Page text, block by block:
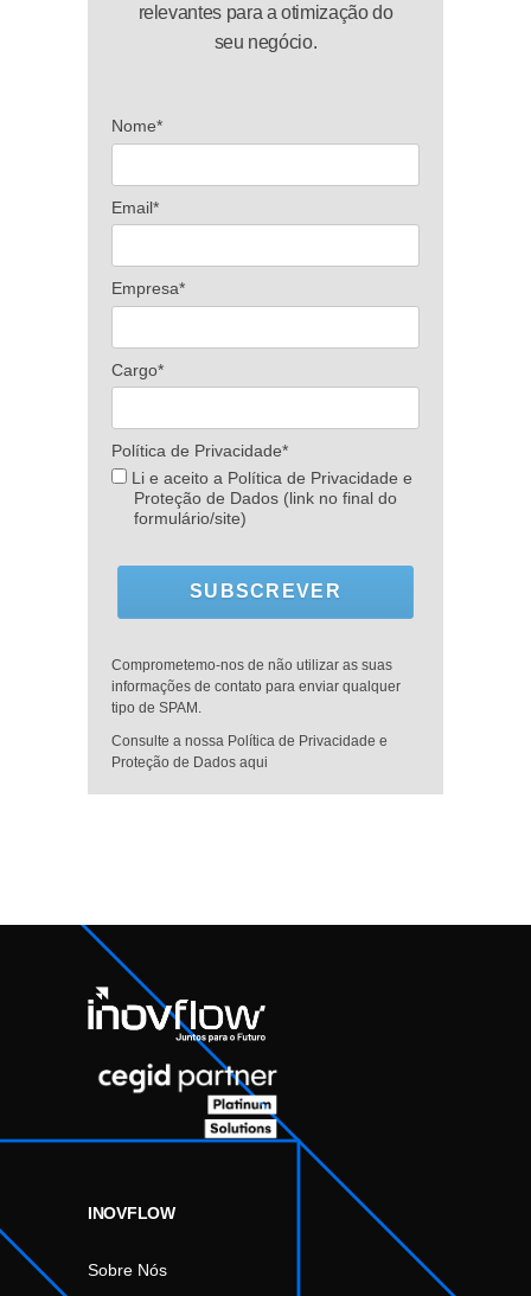
relevantes para a otimização do
seu negócio.
Nome*
Email*
Empresa*
Cargo*
Política de Privacidade*
Li e aceito a Política de Privacidade e
Proteção de Dados (link no final do
formulário/site)
SUBSCREVER
Comprometemo-nos de não utilizar as suas
informações de contato para enviar qualquer
tipo de SPAM.
Consulte a nossa Política de Privacidade e
Proteção de Dados aqui
INOVFLOW
Sobre Nós